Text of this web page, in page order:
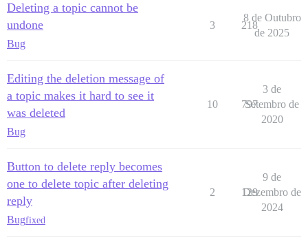
Deleting a topic cannot be
undone
Bug
3 218
8 de Outubro
de 2025
Editing the deletion message of
a topic makes it hard to see it
was deleted
Bug
10 797
3 de
Setembro de
2020
Button to delete reply becomes
one to delete topic after deleting
reply
Bugfixed
2 129
9 de
Dezembro de
2024